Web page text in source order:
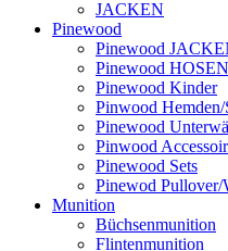
JACKEN
Pinewood
Pinewood
Pinewood HOSEN
Pinewood Kinder
Pinwood Hemden/
Pinewood
Pinwood
Pinewood Sets
Pinewod Pullover/
Munition
Büchsenmunition
Flintenmunition